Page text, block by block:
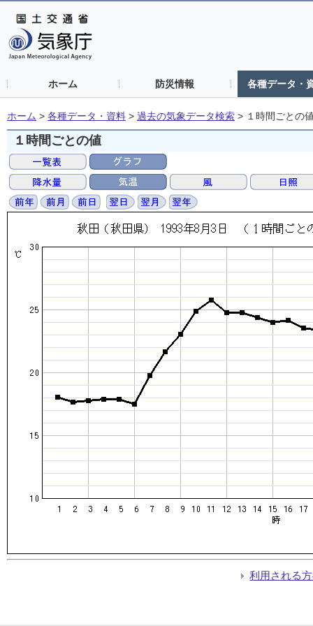
ホーム 防災情報 各種データ・
ホーム > 各種データ・資料 > 過去の気象データ検索 > １時間ごとの
１時間ごとの値
利用される